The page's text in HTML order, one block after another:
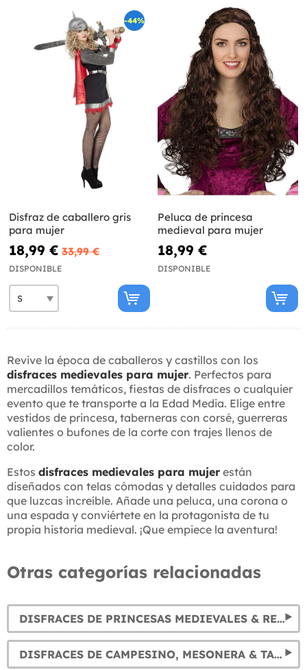
-44%
Disfraz de caballero gris
para mujer
18,99 € 33,99 €
DISPONIBLE
Peluca de princesa
medieval para mujer
18,99 €
DISPONIBLE
Revive la época de caballeros y castillos con los
disfraces medievales para mujer. Perfectos para
mercadillos temáticos, fiestas de disfraces o cualquier
evento que te transporte a la Edad Media. Elige entre
vestidos de princesa, taberneras con corsé, guerreras
valientes o bufones de la corte con trajes llenos de
color.
Estos disfraces medievales para mujer están
diseñados con telas cómodas y detalles cuidados para
que luzcas increíble. Añade una peluca, una corona o
una espada y conviértete en la protagonista de tu
propia historia medieval. ¡Que empiece la aventura!
Otras categorías relacionadas
DISFRACES DE PRINCESAS MEDIEVALES & REINAS
DISFRACES DE CAMPESINO, MESONERA & TABERNERA